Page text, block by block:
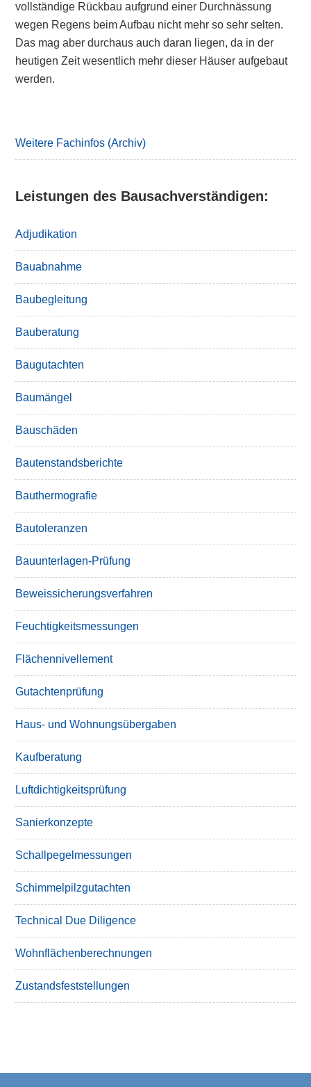
vollständige Rückbau aufgrund einer Durchnässung
wegen Regens beim Aufbau nicht mehr so sehr selten.
Das mag aber durchaus auch daran liegen, da in der
heutigen Zeit wesentlich mehr dieser Häuser aufgebaut
werden.
Weitere Fachinfos (Archiv)
Leistungen des Bausachverständigen:
Adjudikation
Bauabnahme
Baubegleitung
Bauberatung
Baugutachten
Baumängel
Bauschäden
Bautenstandsberichte
Bauthermografie
Bautoleranzen
Bauunterlagen-Prüfung
Beweissicherungsverfahren
Feuchtigkeitsmessungen
Flächennivellement
Gutachtenprüfung
Haus- und Wohnungsübergaben
Kaufberatung
Luftdichtigkeitsprüfung
Sanierkonzepte
Schallpegelmessungen
Schimmelpilzgutachten
Technical Due Diligence
Wohnflächenberechnungen
Zustandsfeststellungen